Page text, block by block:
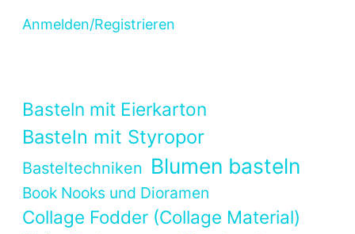
Anmelden/Registrieren
Basteln mit Eierkarton
Basteln mit Styropor
Basteltechniken Blumen basteln
Book Nooks und Dioramen
Collage Fodder (Collage Material)